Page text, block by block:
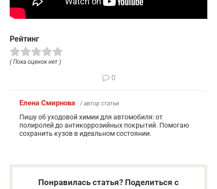
Рейтинг
( Пока оценок нет )
0
Елена Смирнова / автор статьи
Пишу об уходовой химии для автомобиля: от
полиролей до антикоррозийных покрытий. Помогаю
сохранить кузов в идеальном состоянии.
Понравилась статья? Поделиться с